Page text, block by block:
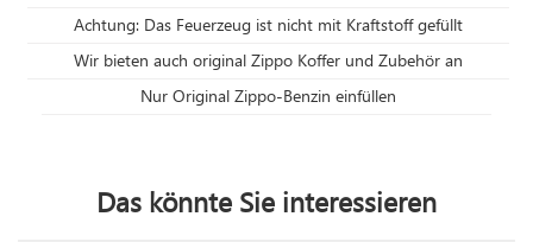
Achtung: Das Feuerzeug ist nicht mit Kraftstoff gefüllt
Wir bieten auch original Zippo Koffer und Zubehör an
Nur Original Zippo-Benzin einfüllen
Das könnte Sie interessieren